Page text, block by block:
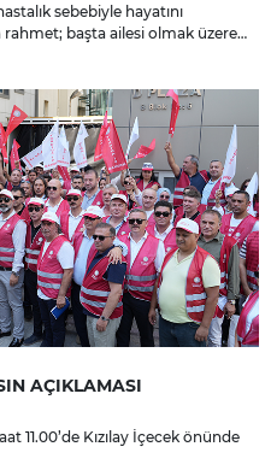
sebebiyle hayatını
başta ailesi olmak üzere
AÇIKLAMASI
11.00’de Kızılay İçecek önünde